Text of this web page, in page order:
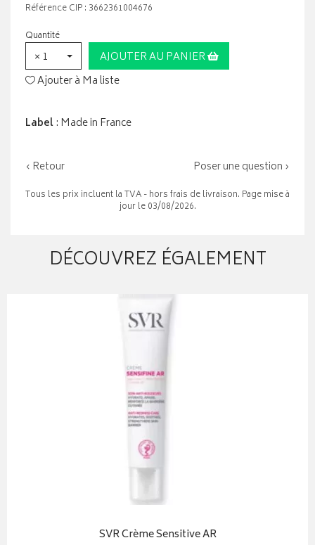
Référence CIP : 3662361004676
Quantité
× 1
AJOUTER AU PANIER
Ajouter à Ma liste
Label: Made in France
‹ Retour Poser une question ›
Tous les prix incluent la TVA - hors frais de livraison. Page mise à
jour le 03/08/2026.
DÉCOUVREZ ÉGALEMENT
SVR Crème Sensitive AR